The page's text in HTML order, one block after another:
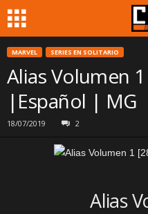
MARVEL SERIES EN SOLITARIO
Alias Volumen
|Español | MG
18/07/2019 2
Alias